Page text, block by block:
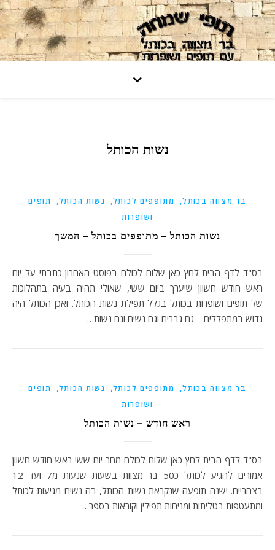
נשות הכותל
בר מצווה בכותל, מתופפים לכותל, נשות הכותל,
תופים
ושופרות
נשות הכותל – מתופפים בכותל – המשך
בס"ד לדף הבית לחץ כאן שלום לכולם בפוסט האחרון כתבתי על יום
ראש חודש חשוון שיערך ביום ששי, שאולי תהיה בעיה בתהלוכות
של תופים ושופרות בכותל בגלל תפילת נשות הכותל. ואכן הכותל היה
גדוש במתפללים – גם גברים וגם נשים וגם נשות…
בר מצווה בכותל, מתופפים לכותל, נשות הכותל,
תופים
ושופרות
ראש חודש – נשות הכותל
בס"ד לדף הבית לחץ כאן שלום לכולם מחר יום ששי ראש חודש חשוון
אמורים להגיע לכותל כ50 בר מצוות בשעות שנעות מ7 ועד 12
בצהריים. ישנה תופעה שנקראת נשות הכותל, בה נשים מגיעות לכותל
ומתעטפות בטליתות ומניחות תפילין וקוראות בספר…